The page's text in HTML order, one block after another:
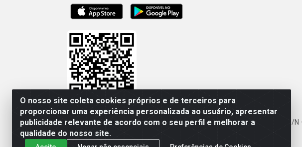
O nosso site coleta cookies próprios e de terceiros para
proporcionar uma experiência personalizada ao usuário, apresentar
publicidade relevante de acordo com o seu perfil e melhorar a
qualidade do nosso site.
Cescom Distribuidor - Rodovia BR 101, Km 163, S/